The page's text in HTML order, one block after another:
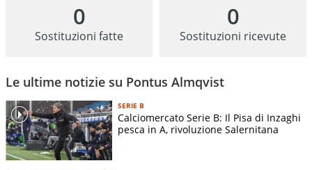
0
Sostituzioni fatte
0
Sostituzioni ricevute
Le ultime notizie su Pontus Almqvist
SERIE B
Calciomercato Serie B: Il Pisa di Inzaghi
pesca in A, rivoluzione Salernitana